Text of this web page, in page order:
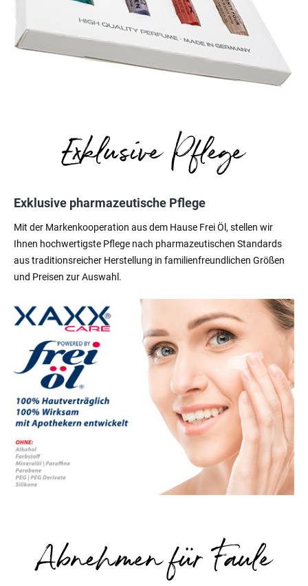
Exklusive pharmazeutische Pflege
Mit der Markenkooperation aus dem Hause Frei Öl, stellen wir
Ihnen hochwertigste Pflege nach pharmazeutischen Standards
aus traditionsreicher Herstellung in familienfreundlichen Größen
und Preisen zur Auswahl.